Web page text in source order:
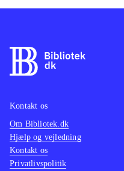
Kontakt os
Om Bibliotek.dk
Hjælp og vejledning
Kontakt os
Privatlivspolitik